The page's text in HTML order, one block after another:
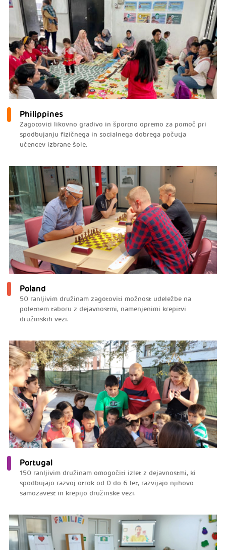
Philippines
Zagotoviti likovno gradivo in športno opremo za pomoč pri
spodbujanju fizičnega in socialnega dobrega počutja
učencev izbrane šole.
Poland
50 ranljivim družinam zagotoviti možnost udeležbe na
poletnem taboru z dejavnostmi, namenjenimi krepitvi
družinskih vezi.
Portugal
150 ranljivim družinam omogočiti izlet z dejavnostmi, ki
spodbujajo razvoj otrok od 0 do 6 let, razvijajo njihovo
samozavest in krepijo družinske vezi.